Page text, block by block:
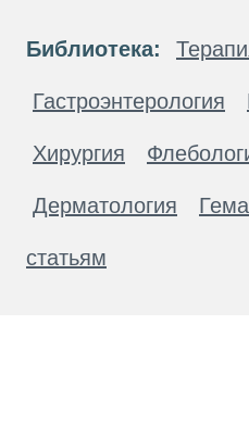
Библиотека:
Гастроэнтерология
Хирургия
Дерматология
статьям